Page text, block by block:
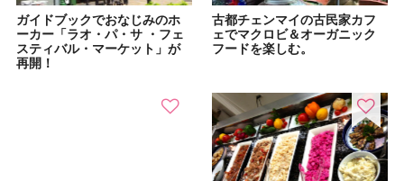
ガイドブックでおなじみのホ
ーカー「ラオ・パ・サ ・フェ
スティバル・マーケット」が
再開！
古都チェンマイの古民家カフ
ェでマクロビ＆オーガニック
フードを楽しむ。